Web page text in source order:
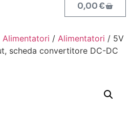
0,00€
Alimentatori / Alimentatori / 5V
scheda convertitore DC-DC